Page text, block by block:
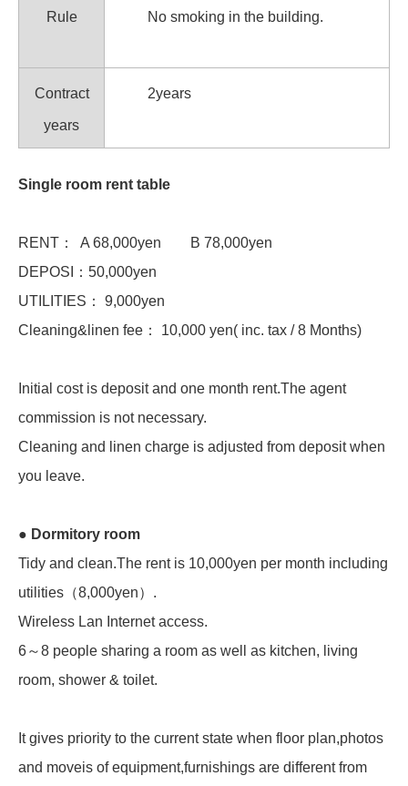
Rule No smoking in the building.
Contract
years
2years
Single room rent table
RENT： A 68,000yen B 78,000yen
DEPOSI：50,000yen
UTILITIES： 9,000yen
Cleaning&linen fee： 10,000 yen( inc. tax / 8 Months)
Initial cost is deposit and one month rent.The agent
commission is not necessary.
Cleaning and linen charge is adjusted from deposit when
you leave.
● Dormitory room
Tidy and clean.The rent is 10,000yen per month including
utilities（8,000yen）.
Wireless Lan Internet access.
6～8 people sharing a room as well as kitchen, living
room, shower & toilet.
It gives priority to the current state when floor plan,photos
and moveis of equipment,furnishings are different from